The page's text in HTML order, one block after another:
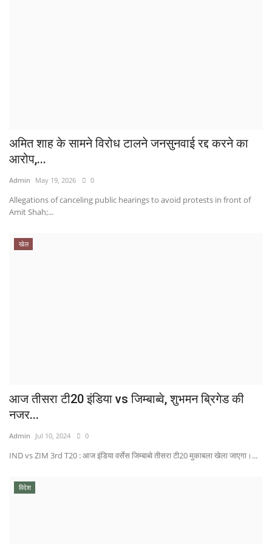
अमित शाह के सामने विरोध टालने जनसुनवाई रद्द करने का
आरोप,...
Admin May 19, 2026 0
Allegations of canceling public hearings to avoid protests in front of
Amit Shah;...
खेल
आज तीसरा टी20 इंडिया vs जिम्बाब्वे, शुभमन ब्रिगेड की
नजर...
Admin Jul 10, 2024 0
IND vs ZIM 3rd T20 : आज इंडिया वर्सेस जिम्बाब्वे तीसरा टी20 मुकाबला खेला जाएगा।...
विदेश